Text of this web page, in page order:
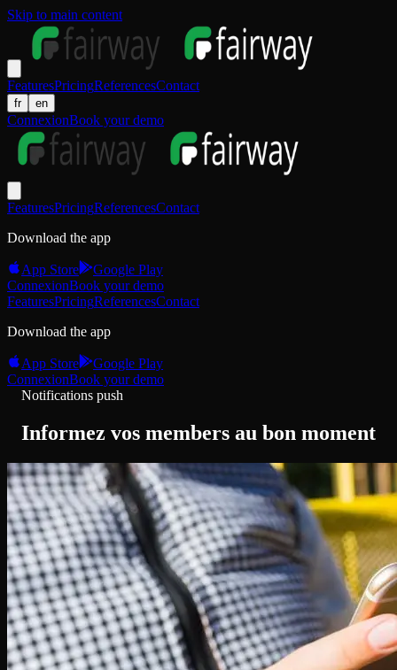
Skip to main content
FeaturesPricingReferencesContact
fr en
ConnexionBook your demo
FeaturesPricingReferencesContact
Download the app
App Store
Google Play
ConnexionBook your demo
FeaturesPricingReferencesContact
Download the app
App Store
Google Play
ConnexionBook your demo
Notifications push
Informez vos members au bon moment